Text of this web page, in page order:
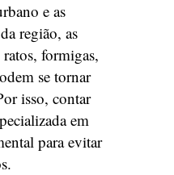
e as
região, as
formigas,
se tornar
isso, contar
em
para evitar